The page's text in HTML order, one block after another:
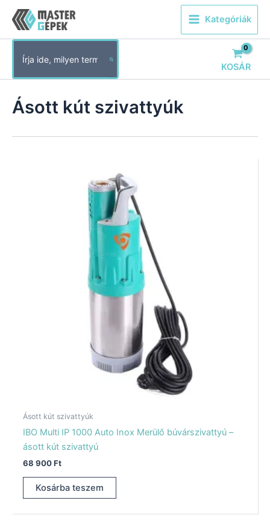
Kategóriák
for:
KOSÁR
Ásott kút szivattyúk
Ásott kút szivattyúk
IBO Multi IP 1000 Auto Inox Merülő búvárszivattyú –
ásott kút szivattyú
68 900Ft
Kosárba teszem